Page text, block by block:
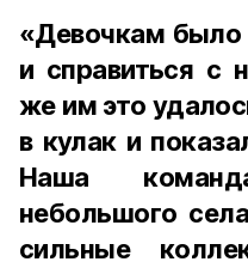
«Девочкам было
и справиться с
же им это
в кулак и
Наша
небольшого
сильные